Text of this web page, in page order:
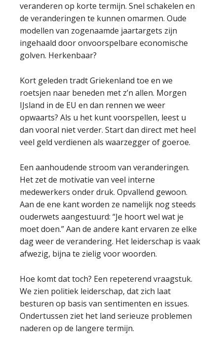
veranderen op korte termijn. Snel schakelen en
de veranderingen te kunnen omarmen. Oude
modellen van zogenaamde jaartargets zijn
ingehaald door onvoorspelbare economische
golven. Herkenbaar?
Kort geleden tradt Griekenland toe en we
roetsjen naar beneden met z’n allen. Morgen
IJsland in de EU en dan rennen we weer
opwaarts? Als u het kunt voorspellen, leest u
dan vooral niet verder. Start dan direct met heel
veel geld verdienen als waarzegger of goeroe.
Een aanhoudende stroom van veranderingen.
Het zet de motivatie van veel interne
medewerkers onder druk. Opvallend gewoon.
Aan de ene kant worden ze namelijk nog steeds
ouderwets aangestuurd: “Je hoort wel wat je
moet doen.” Aan de andere kant ervaren ze elke
dag weer de verandering. Het leiderschap is vaak
afwezig, bijna te zielig voor woorden.
Hoe komt dat toch? Een repeterend vraagstuk.
We zien politiek leiderschap, dat zich laat
besturen op basis van sentimenten en issues.
Ondertussen ziet het land serieuze problemen
naderen op de langere termijn.